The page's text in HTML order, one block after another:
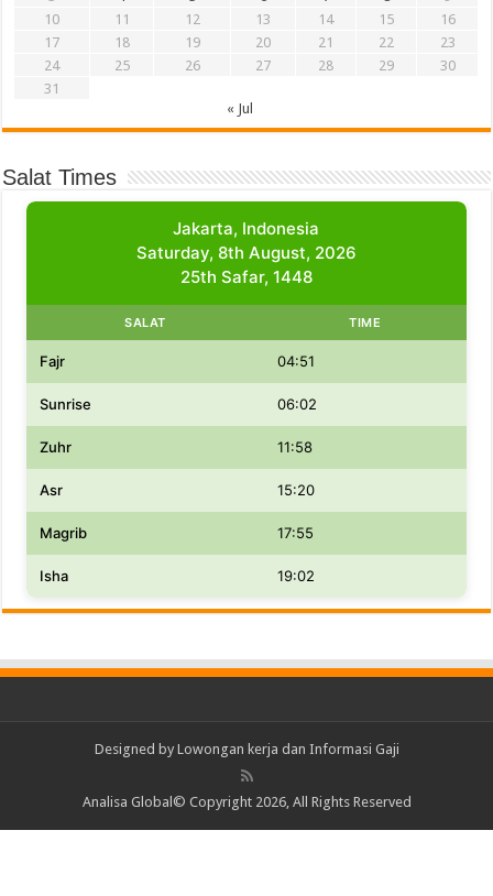
10
11 12 13 14 15
16
17
18 19 20 21 22
23
24
25 26 27 28 29
30
31
« Jul
Salat Times
Jakarta, Indonesia
Saturday, 8th August, 2026
25th Safar, 1448
SALAT TIME
Fajr 04:51
Sunrise 06:02
Zuhr 11:58
Asr 15:20
Magrib 17:55
Isha 19:02
Designed by Lowongan kerja dan Informasi Gaji
Analisa Global© Copyright 2026, All Rights Reserved